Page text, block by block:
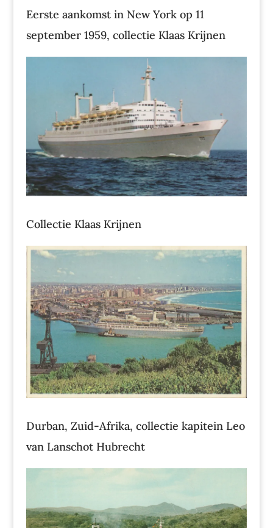
Eerste aankomst in New York op 11
september 1959, collectie Klaas Krijnen
Collectie Klaas Krijnen
Durban, Zuid-Afrika, collectie kapitein Leo
van Lanschot Hubrecht